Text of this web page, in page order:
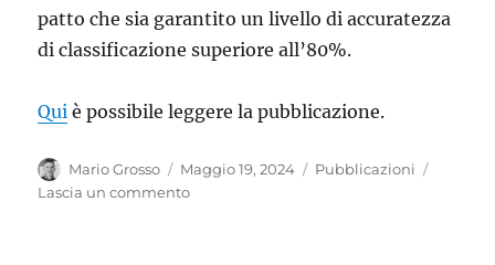
patto che sia garantito un livello di accuratezza
di classificazione superiore all’80%.
Qui è possibile leggere la pubblicazione.
Autore
Mario Grosso
Pubblicato
il
Maggio 19, 2024 Categorie
Pubblicazioni
Lascia un commentosu